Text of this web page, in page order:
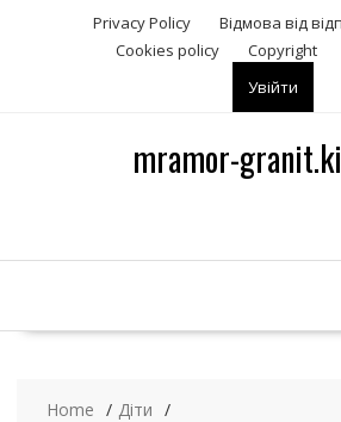
t
Privacy Policy
Відмова від
Сookies policy
Copyright
Увійти
mramor-
Home
Діти